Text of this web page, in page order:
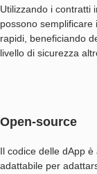
Utilizzando i contratti
possono semplificare
rapidi, beneficiando
livello di sicurezza
Open-source
Il codice delle dApp
adattabile per